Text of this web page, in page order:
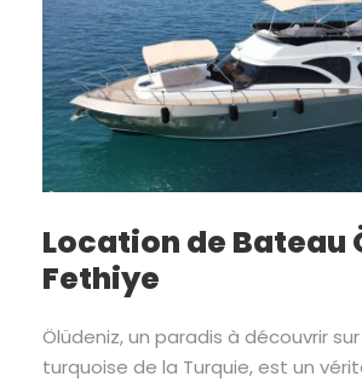
Location de Bateau
Fethiye
Ölüdeniz, un paradis à découvrir
turquoise de la Turquie, est un